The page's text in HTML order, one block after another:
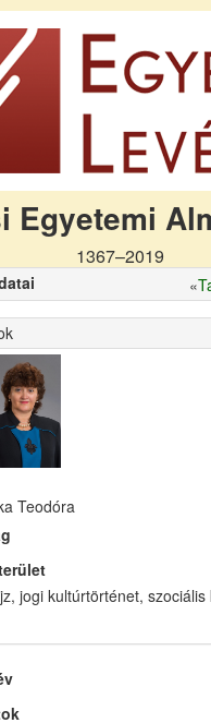
Egyetemi
1367–2019
«
Teodóra
jogi kultúrtörténet,